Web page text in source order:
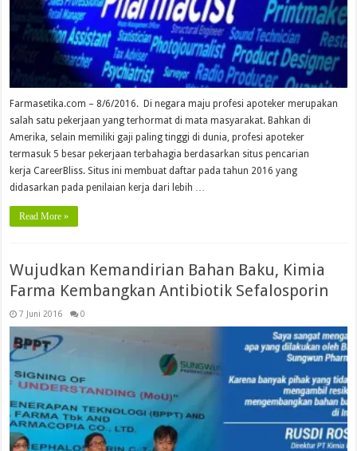
Farmasetika.com – 8/6/2016. Di negara maju profesi apoteker merupakan
salah satu pekerjaan yang terhormat di mata masyarakat. Bahkan di
Amerika, selain memiliki gaji paling tinggi di dunia, profesi apoteker
termasuk 5 besar pekerjaan terbahagia berdasarkan situs pencarian
kerja CareerBliss. Situs ini membuat daftar pada tahun 2016 yang
didasarkan pada penilaian kerja dari lebih …
Read More »
Wujudkan Kemandirian Bahan Baku, Kimia
Farma Kembangkan Antibiotik Sefalosporin
7 Juni 2016 0